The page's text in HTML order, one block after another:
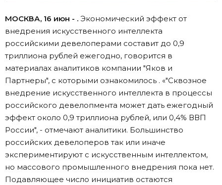
МОСКВА, 16 июн - . Экономический эффект от
внедрения искусственного интеллекта
российскими девелоперами составит до 0,9
триллиона рублей ежегодно, говорится в
материалах аналитиков компании "Яков и
Партнеры", с которыми ознакомилось . «"Сквозное
внедрение искусственного интеллекта в процессы
российского девелопмента может дать ежегодный
эффект около 0,9 триллиона рублей, или 0,4% ВВП
России", - отмечают аналитики. Большинство
российских девелоперов так или иначе
экспериментируют с искусственным интеллектом,
но массового промышленного внедрения пока нет.
Подавляющее число инициатив остаются